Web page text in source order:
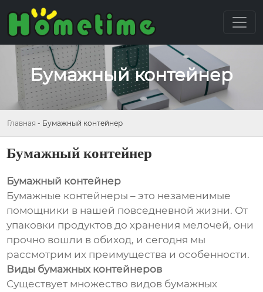
Бумажный контейнер
Главная - Бумажный контейнер
Бумажный контейнер
Бумажный контейнер
Бумажные контейнеры – это незаменимые
помощники в нашей повседневной жизни. От
упаковки продуктов до хранения мелочей, они
прочно вошли в обиход, и сегодня мы
рассмотрим их преимущества и особенности.
Виды бумажных контейнеров
Существует множество видов бумажных